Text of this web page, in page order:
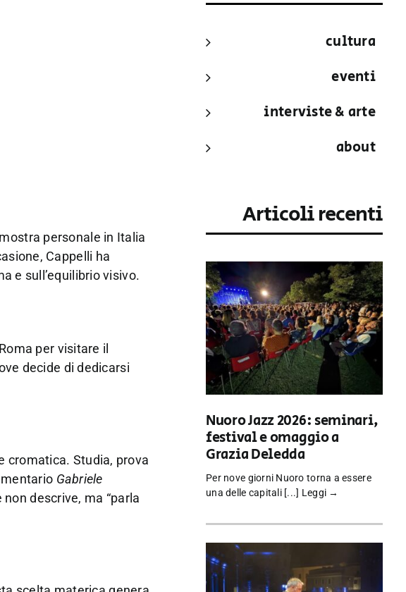
personale in Italia
Cappelli ha
e sull’equilibrio visivo.
per visitare il
decide di dedicarsi
cromatica. Studia, prova
Gabriele
descrive, ma “parla
cultura
eventi
interviste & arte
about
Articoli recenti
Nuoro Jazz 2026: seminari,
festival e omaggio a
Grazia Deledda
Per nove giorni Nuoro torna a essere
una delle capitali [...] Leggi →